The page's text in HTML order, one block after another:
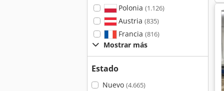
Polonia (1.126)
Austria (835)
Francia (816)
Mostrar más
Estado
Nuevo (4.665)